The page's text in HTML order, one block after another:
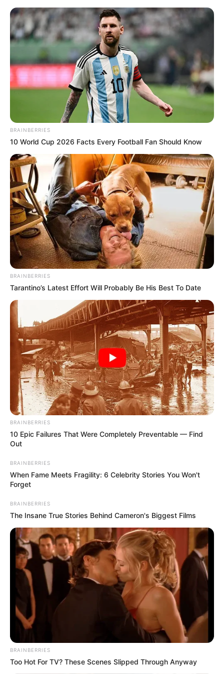
Início De Graça
de peça no...
De Graça Eventos Culturais Teatro e Circo
Refúgio, migração e histórias
reais de vida são tema de
peça no Teatro Novelas
Curitibanas
10 de fevereiro de 2020
A peça gratuita estreia dia 13
Inspirada na “Expedição Terra Nova”, feita pelo Capitão
Robert Falcon Scott rumo ao Polo Sul em 1911, o
espetáculo “Terra Nova”, da FALA Companhia de Teatro,
estreia no palco do Teatro Novelas Curitibanas – Claudete
Pereira Jorge no dia 13 de fevereiro. A peça fica em cartaz
até dia 15 de março, com sessões sempre às 20h de quinta
a domingo. Os ingressos são gratuitos e começam a ser
distribuídos uma hora antes de cada apresentação na
bilheteria.
homens à Antártida, contudo ele e sua equipe, formada
BRAINBERRIES
10 World Cup 2026 Facts Every Football Fan Should Know
BRAINBERRIES
Tarantino’s Latest Effort Will Probably Be His Best To Date
BRAINBERRIES
10 Epic Failures That Were Completely Preventable — Find
Out
BRAINBERRIES
When Fame Meets Fragility: 6 Celebrity Stories You Won't
Forget
BRAINBERRIES
The Insane True Stories Behind Cameron's Biggest Films
BRAINBERRIES
Too Hot For TV? These Scenes Slipped Through Anyway